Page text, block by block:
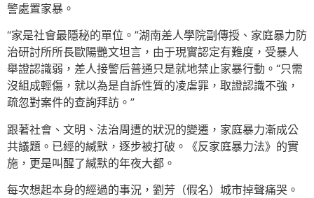
警處置家暴。
“家是社會最隱秘的單位。”湖南差人學院副傳授、家庭暴力防
治研討所所長歐陽艷文坦言，由于現實認定有難度，受暴人
舉證認識弱，差人接警后普通只是就地禁止家暴行動。“只需
沒組成輕傷，就以為是自訴性質的凌虐罪，取證認識不強，
疏忽對案件的查詢拜訪。”
跟著社會、文明、法治周遭的狀況的變遷，家庭暴力漸成公
共議題。已經的緘默，逐步被打破。《反家庭暴力法》的實
施，更是叫醒了緘默的年夜大都。
每次想起本身的經過的事況，劉芳（假名）城市掉聲痛哭。